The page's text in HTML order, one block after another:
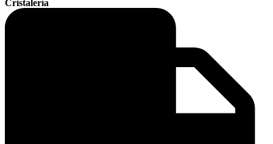
Cristalería